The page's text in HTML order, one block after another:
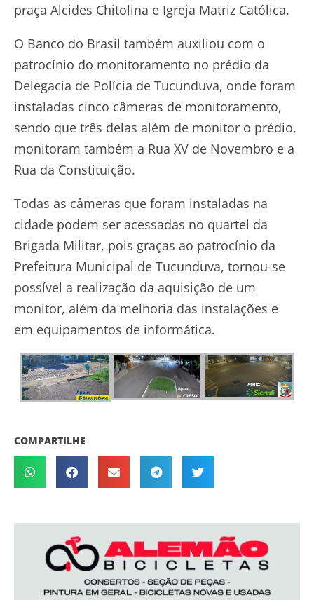
praça Alcides Chitolina e Igreja Matriz Católica.
O Banco do Brasil também auxiliou com o
patrocínio do monitoramento no prédio da
Delegacia de Polícia de Tucunduva, onde foram
instaladas cinco câmeras de monitoramento,
sendo que três delas além de monitor o prédio,
monitoram também a Rua XV de Novembro e a
Rua da Constituição.
Todas as câmeras que foram instaladas na
cidade podem ser acessadas no quartel da
Brigada Militar, pois graças ao patrocínio da
Prefeitura Municipal de Tucunduva, tornou-se
possível a realização da aquisição de um
monitor, além da melhoria das instalações e
em equipamentos de informática.
COMPARTILHE